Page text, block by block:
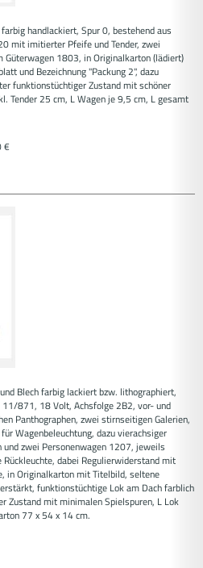
handlackiert, Spur 0, bestehend aus
mit imitierter Pfeife und Tender, zwei
Güterwagen 1803, in Originalkarton (lädiert)
und Bezeichnung "Packung 2", dazu
funktionstüchtiger Zustand mit schöner
Tender 25 cm, L Wagen je 9,5 cm, L gesamt
€
Blech farbig lackiert bzw. lithographiert,
871, 18 Volt, Achsfolge 2B2, vor- und
Panthographen, zwei stirnseitigen Galerien,
Wagenbeleuchtung, dazu vierachsiger
zwei Personenwagen 1207, jeweils
dabei Regulierwiderstand mit
in Originalkarton mit Titelbild, seltene
funktionstüchtige Lok am Dach farblich
Zustand mit minimalen Spielspuren, L Lok
77 x 54 x 14 cm.